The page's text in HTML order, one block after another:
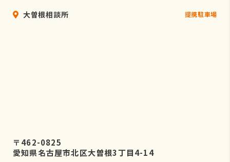
大曽根相談所 提携駐車場
〒462-0825
愛知県名古屋市北区大曽根3丁目4-14